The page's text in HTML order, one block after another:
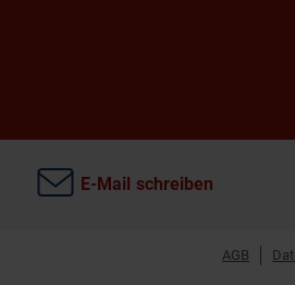
E-Mail schreiben
AGB